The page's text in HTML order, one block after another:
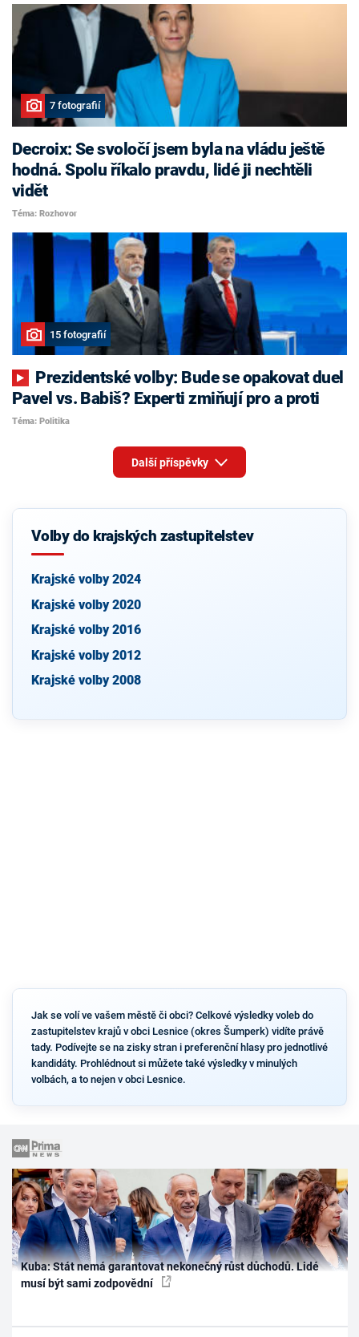
7 fotografií
Decroix: Se svoločí jsem byla na vládu ještě
hodná. Spolu říkalo pravdu, lidé ji nechtěli
vidět
Téma: Rozhovor
15 fotografií
Pavel vs. Babiš? Experti zmiňují pro a proti
Téma: Politika
Další příspěvky
Volby do krajských zastupitelstev
Krajské volby 2024
Krajské volby 2020
Krajské volby 2016
Krajské volby 2012
Krajské volby 2008
Jak se volí ve vašem městě či obci? Celkové výsledky voleb do
zastupitelstev krajů v obci Lesnice (okres Šumperk) vidíte právě
tady. Podívejte se na zisky stran i preferenční hlasy pro jednotlivé
kandidáty. Prohlédnout si můžete také výsledky v minulých
volbách, a to nejen v obci Lesnice.
Kuba: Stát nemá garantovat nekonečný růst důchodů. Lidé
musí být sami zodpovědní